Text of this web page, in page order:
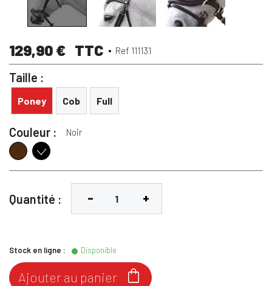
129,90 € TTC Ref 111131
Taille :
Poney Cob Full
Couleur : Noir
MarronNoir
Quantité :
Stock en ligne : Disponible

Ajouter au panier